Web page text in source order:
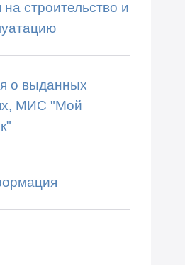
строительство и
о выданных
МИС "Мой